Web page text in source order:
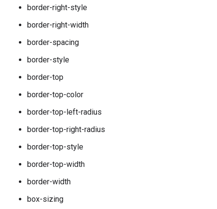
border-right-style
border-right-width
border-spacing
border-style
border-top
border-top-color
border-top-left-radius
border-top-right-radius
border-top-style
border-top-width
border-width
box-sizing